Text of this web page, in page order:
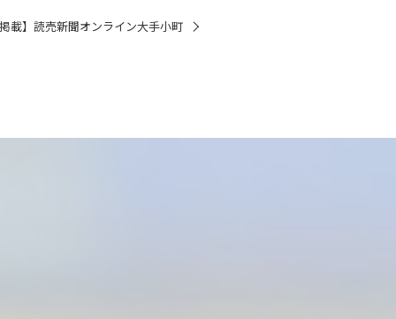
掲載】読売新聞オンライン大手小町